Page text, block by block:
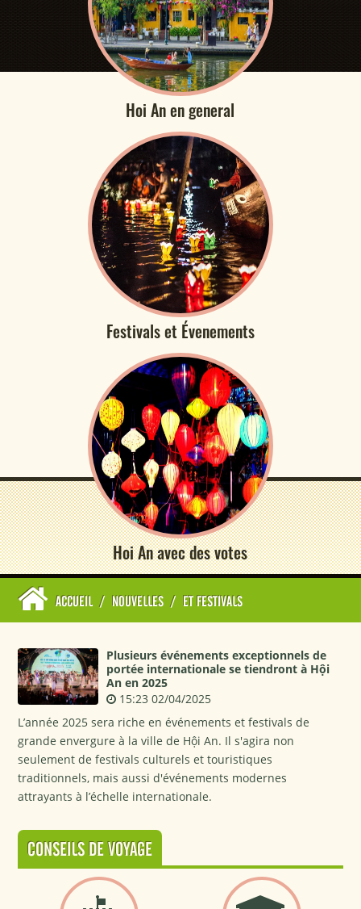
Hoi An en general
Festivals et Évenements
Hoi An avec des votes
ACCUEIL / NOUVELLES / ET FESTIVALS
Plusieurs événements exceptionnels de
portée internationale se tiendront à Hội
An en 2025
15:23 02/04/2025
L’année 2025 sera riche en événements et festivals de
grande envergure à la ville de Hội An. Il s'agira non
seulement de festivals culturels et touristiques
traditionnels, mais aussi d'événements modernes
attrayants à l’échelle internationale.
CONSEILS DE VOYAGE